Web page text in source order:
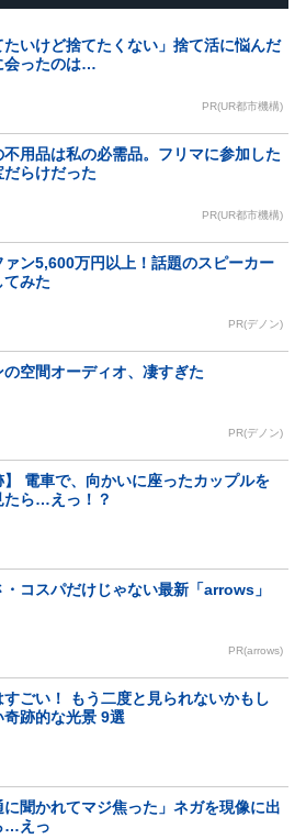
たいけど捨てたくない」捨て活に悩んだ
会ったのは…
PR(UR都市機構)
不用品は私の必需品。フリマに参加した
だらけだった
PR(UR都市機構)
ァン5,600万円以上！話題のスピーカー
てみた
PR(デノン)
の空間オーディオ、凄すぎた
PR(デノン)
】 電車で、向かいに座ったカップルを
たら…えっ！？
・コスパだけじゃない最新「arrows」
PR(arrows)
すごい！ もう二度と見られないかもし
奇跡的な光景 9選
に聞かれてマジ焦った」ネガを現像に出
…えっ